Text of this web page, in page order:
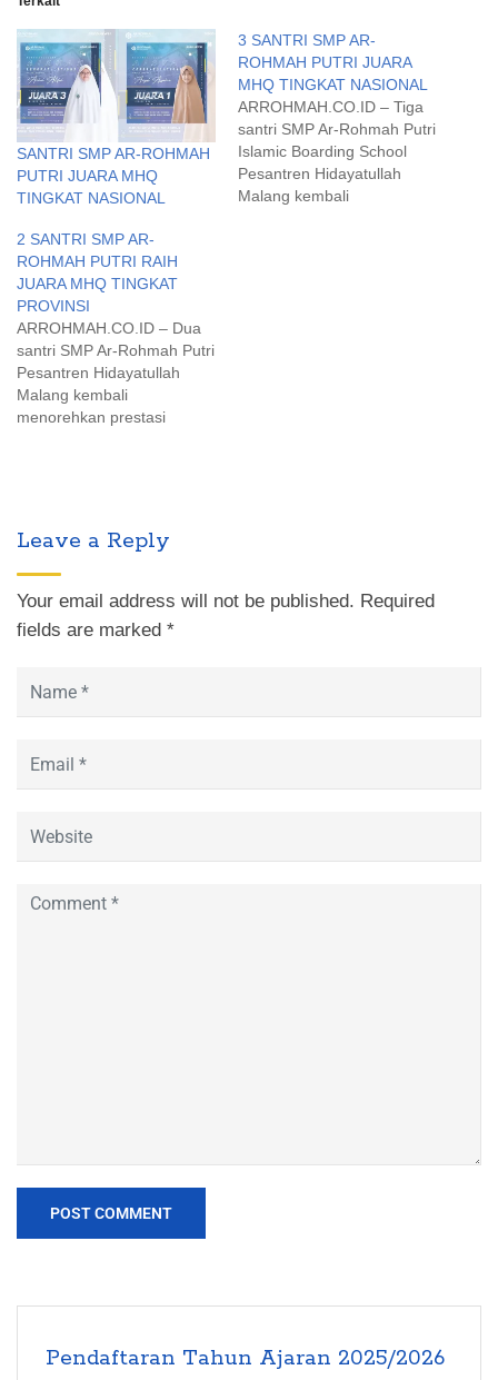
SANTRI SMP AR-ROHMAH
PUTRI JUARA MHQ
TINGKAT NASIONAL
3 SANTRI SMP AR-
ROHMAH PUTRI JUARA
MHQ TINGKAT NASIONAL
ARROHMAH.CO.ID – Tiga
santri SMP Ar-Rohmah Putri
Islamic Boarding School
Pesantren Hidayatullah
Malang kembali
2 SANTRI SMP AR-
ROHMAH PUTRI RAIH
JUARA MHQ TINGKAT
PROVINSI
ARROHMAH.CO.ID – Dua
santri SMP Ar-Rohmah Putri
Pesantren Hidayatullah
Malang kembali
menorehkan prestasi
merebut juara dalam ajang
Islamic Science Olympiad
(ISO) 2022 di Surabaya,
Senin (28/2). Aisyah dan
itu…
Leave a Reply
Your email address will not be published. Required
fields are marked *
Pendaftaran Tahun Ajaran 2025/2026